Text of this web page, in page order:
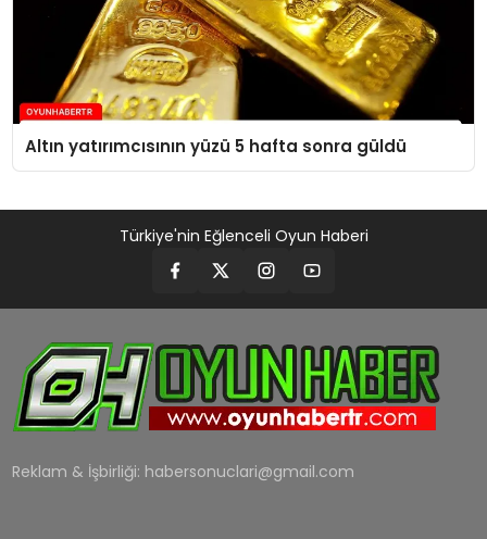
Altın yatırımcısının yüzü 5 hafta sonra güldü
Türkiye'nin Eğlenceli Oyun Haberi
Reklam & İşbirliği: habersonuclari@gmail.com